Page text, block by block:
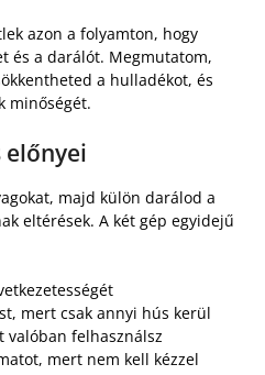
azon a folyamton, hogy
és a darálót. Megmutatom,
a hulladékot, és
minőségét.
előnyei
majd külön darálod a
eltérések. A két gép egyidejű
mert csak annyi hús kerül
valóban felhasználsz
mert nem kell kézzel